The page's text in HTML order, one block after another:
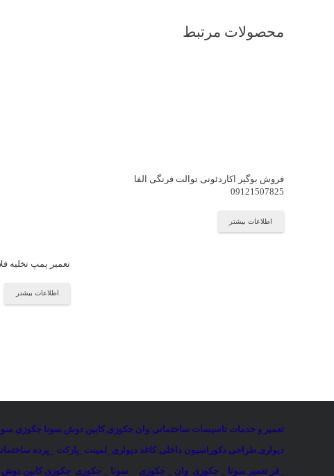
محصولات مرتبط
فروش بوگیر اکاردئونی توالت فرنگی الفا
09121507825
اطلاعات بیشتر
تعمیر پمپ تخلیه
اطلاعات بیشتر
تعمیر و خدمات تاسیسات ساختمانی:وان جکوزی ,کابین دوش سونا جکوزی
دیواری طراحی دکوراسیون داخلی:کاغذ دیواری_لمینت_پارکت _پرده
_فر تعمیر سونا _ جکوزی وان _ جکوزی سونا _ جکوزی جکوزی کابین دوش